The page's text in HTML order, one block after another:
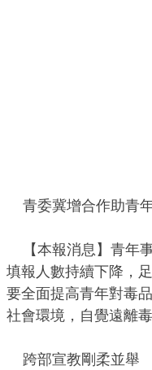
青委冀增合作助
填報人數持續下降，
要全面提高青年對毒
社會環境，自覺遠離毒
    跨部宣教剛柔並舉